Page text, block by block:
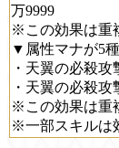
万9999
※この効果は重
▼属性マナが5
・天翼の必殺攻
・天翼の必殺
※この効果は重
※一部スキルは